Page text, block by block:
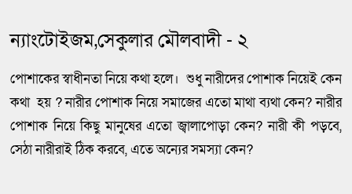
ন্যাংটোইজম,সেকুলার মৌলবাদী - ২
পোশাকের স্বাধীনতা নিয়ে কথা হলে। শুধু নারীদের পোশাক নিয়েই কেন
কথা হয় ? নারীর পোশাক নিয়ে সমাজের এতো মাথা ব্যথা কেন? নারীর
পোশাক নিয়ে কিছু মানুষের এতো জ্বালাপোড়া কেন? নারী কী পড়বে,
সেঠা নারীরাই ঠিক করবে, এতে অন্যের সমস্যা কেন?